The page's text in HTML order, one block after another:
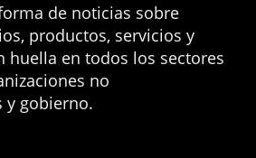
de noticias sobre
productos, servicios y
huella en todos los sectores
no
y gobierno.